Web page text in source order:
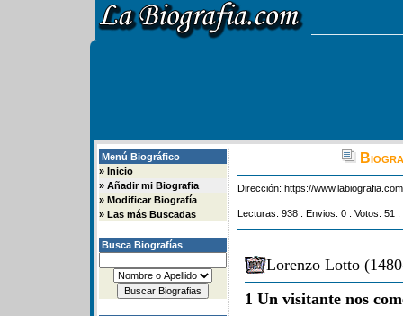
Menú Biográfico
» Inicio
» Añadir mi Biografia
» Modificar Biografía
» Las más Buscadas
Busca Biografías
Dirección: https://
Lecturas: 938 : Envios: 0 : Votos: 51
Lorenzo Lotto
1 Un visitante nos